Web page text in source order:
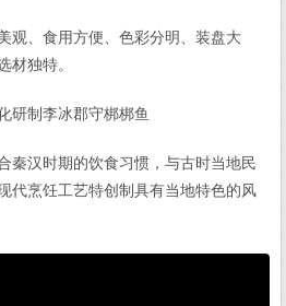
观、食用方便、色彩分明、装盘大
材独特。
研制李冰郡守梆梆鱼
秦汉时期的饮食习惯，与古时当地民
代烹饪工艺特创制具有当地特色的风